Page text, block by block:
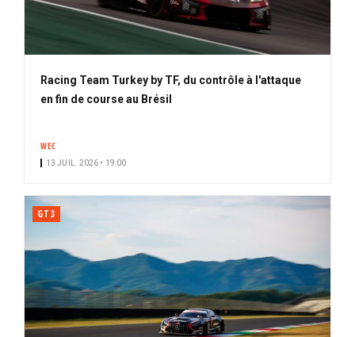
Racing Team Turkey by TF, du contrôle à l'attaque
en fin de course au Brésil
WEC
13 JUIL. 2026 • 19:00
GT3